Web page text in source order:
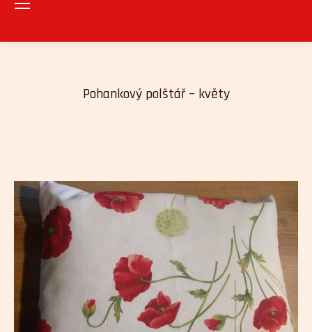
Pohankový polštář – květy